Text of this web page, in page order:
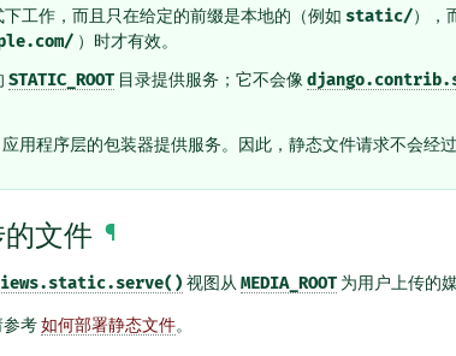
工作，而且只在给定的前缀是本地的（例如 static/），
）时才有效。
STATIC_ROOT 目录提供服务；它不会像
用程序层的包装器提供服务。因此，静态文件请求不会经
文件 ¶
视图从 MEDIA_ROOT 为用户上传的
参考如何部署静态文件。